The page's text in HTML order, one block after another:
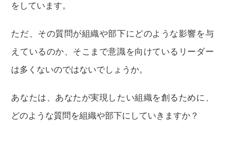
をしています。
ただ、その質問が組織や部下にどのような影響を与
えているのか、そこまで意識を向けているリーダー
は多くないのではないでしょうか。
あなたは、あなたが実現したい組織を創るために、
どのような質問を組織や部下にしていきますか？